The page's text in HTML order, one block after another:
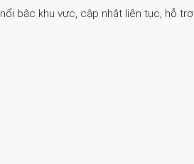
bậc khu vực, cập nhật liên tục, hỗ trợ